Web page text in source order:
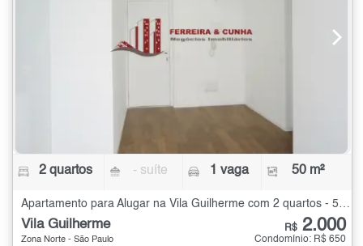
2 quartos - suíte 1 vaga 50 m²
Apartamento para Alugar na Vila Guilherme com 2 quartos - 50 m²
Vila Guilherme
Zona Norte - São Paulo
R$ 2.000
Condomínio: R$ 650